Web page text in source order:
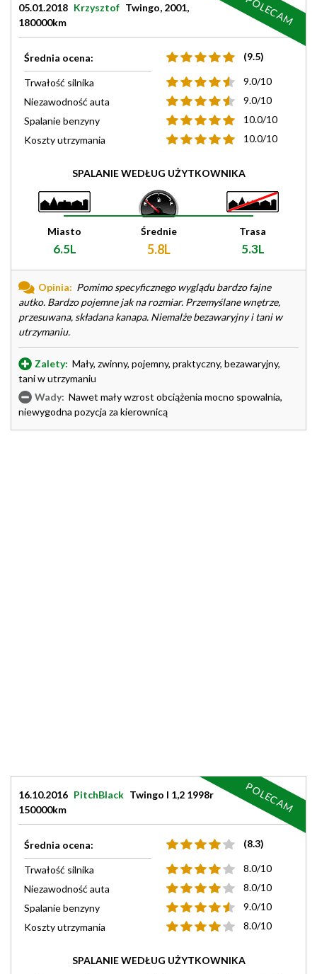
05.01.2018 Krzysztof Twingo, 2001,
180000km
Średnia ocena: (9.5)
Trwałość silnika
9.0/10
Niezawodność auta
9.0/10
Spalanie benzyny
10.0/10
Koszty utrzymania
10.0/10
SPALANIE WEDŁUG UŻYTKOWNIKA
Miasto
6.5L
Średnie
5.8L
Trasa
5.3L
Opinia: Pomimo specyficznego wyglądu bardzo fajne
autko. Bardzo pojemne jak na rozmiar. Przemyślane wnętrze,
przesuwana, składana kanapa. Niemalże bezawaryjny i tani w
utrzymaniu.
Zalety: Mały, zwinny, pojemny, praktyczny, bezawaryjny,
tani w utrzymaniu
Wady: Nawet mały wzrost obciążenia mocno spowalnia,
niewygodna pozycja za kierownicą
POLECAM
16.10.2016 PitchBlack Twingo I 1,2 1998r
150000km
Średnia ocena: (8.3)
Trwałość silnika
8.0/10
Niezawodność auta
8.0/10
Spalanie benzyny
9.0/10
Koszty utrzymania
8.0/10
SPALANIE WEDŁUG UŻYTKOWNIKA
POLECAM